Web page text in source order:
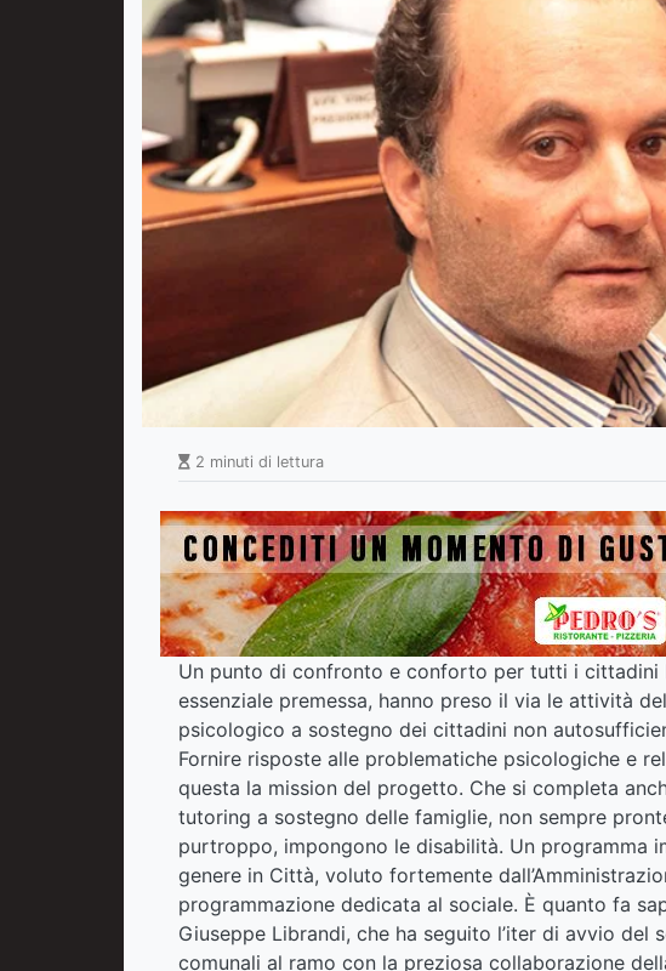
2 minuti di lettura
Un punto di confronto e conforto per tutti i cittadini
essenziale premessa, hanno preso il via le attività
psicologico a sostegno dei cittadini non
Fornire risposte alle problematiche psicologiche e
questa la mission del progetto. Che si completa
tutoring a sostegno delle famiglie, non sempre
purtroppo, impongono le disabilità. Un programma
genere in Città, voluto fortemente
programmazione dedicata al sociale. È quanto fa
Giuseppe Librandi, che ha seguito l’iter di avvio
comunali al ramo con la preziosa collaborazione